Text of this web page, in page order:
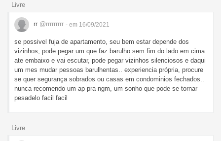
Livre
rr @rrrrrrrrr - em 16/09/2021
se possivel fuja de apartamento, seu bem estar depende dos
vizinhos, pode pegar um que faz barulho sem fim do lado em cima
ate embaixo e vai escutar, pode pegar vizinhos silenciosos e daqui
um mes mudar pessoas barulhentas.. experiencia própria, procure
se quer segurança sobrados ou casas em condominios fechados..
nunca recomendo um ap pra ngm, um sonho que pode se tornar
pesadelo facil facil
Livre